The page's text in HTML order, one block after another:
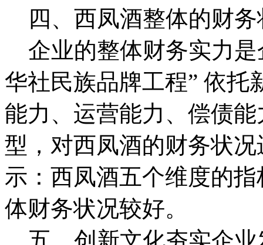
四、西凤酒整体的财务
企业的整体财务实力是
华社民族品牌工程” 依托
能力、运营能力、偿债
型，对西凤酒的财务状
示：西凤酒五个维度的
体财务状况较好。
五、创新文化夯实企业